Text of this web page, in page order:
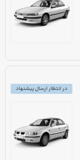
در انتظار ارسال پیشنهاد